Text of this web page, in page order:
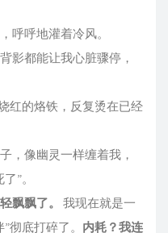
呼呼地灌着冷风。
影都能让我心脏骤停，
红的烙铁，反复烫在已经
，像幽灵一样缠着我，
”。
飘飘了。
我现在就是一
彻底打碎了。 内耗？我连